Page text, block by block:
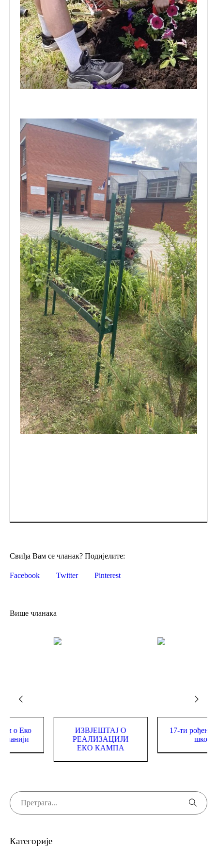
Свиђа Вам се чланак? Подијелите:
Facebook Twitter Pinterest
Више чланака
филм о Еко
на Романији
ИЗВЈЕШТАЈ О
РЕАЛИЗАЦИЈИ
ЕКО КАМПА
17-
Категорије